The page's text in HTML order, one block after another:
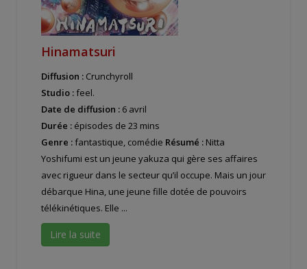
Hinamatsuri
Diffusion : Crunchyroll
Studio :feel.
Date de diffusion : 6 avril
Durée : épisodes de 23 mins
Genre :fantastique, comédie Résumé : Nitta
Yoshifumi est un jeune yakuza qui gère ses affaires
avec rigueur dans le secteur qu’il occupe. Mais un jour
débarque Hina, une jeune fille dotée de pouvoirs
télékinétiques. Elle ...
Lire la suite